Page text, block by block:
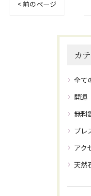
< 前のページ
カ
全て
開運
無料
ブレ
アク
天然